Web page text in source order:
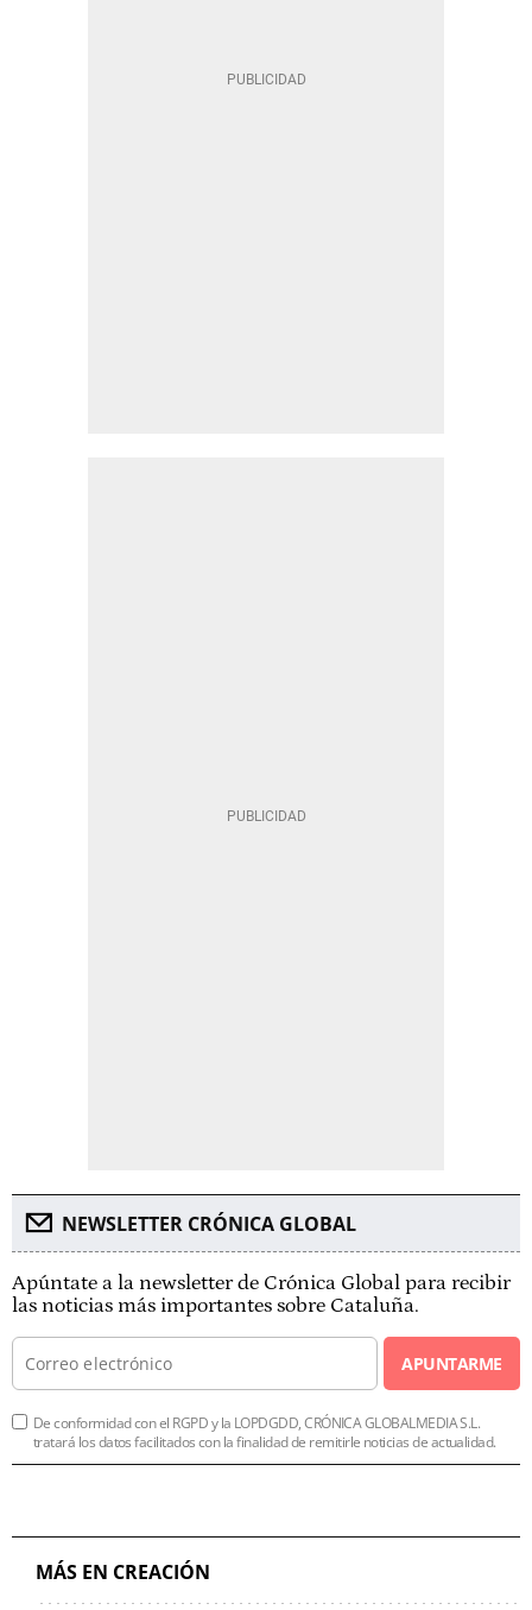
NEWSLETTER CRÓNICA GLOBAL
Apúntate a la newsletter de Crónica Global para recibir
las noticias más importantes sobre Cataluña.
APUNTARME
De conformidad con el RGPD y la LOPDGDD, CRÓNICA GLOBALMEDIA S.L.
tratará los datos facilitados con la finalidad de remitirle noticias de actualidad.
MÁS EN CREACIÓN